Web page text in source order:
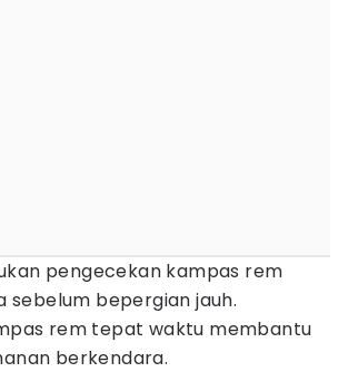
pengecekan kampas rem
sebelum bepergian jauh.
rem tepat waktu membantu
berkendara.